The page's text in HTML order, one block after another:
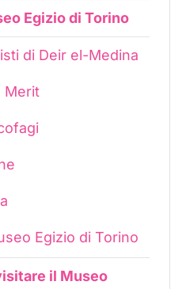
Egizio di Torino
di Deir el-Medina
Merit
Egizio di Torino
il Museo